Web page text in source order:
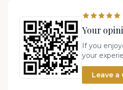
Your
If you
your
Leave a